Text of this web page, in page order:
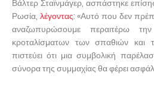
Βάλτερ Σταϊνμάγερ, ασπάστηκε
Ρωσία, λέγοντας: «Αυτό που δεν
αναζωπυρώσουμε περαιτέρω
κροταλίσματων των σπαθιών και
πιστεύει ότι μια συμβολική
σύνορα της συμμαχίας θα φέρει